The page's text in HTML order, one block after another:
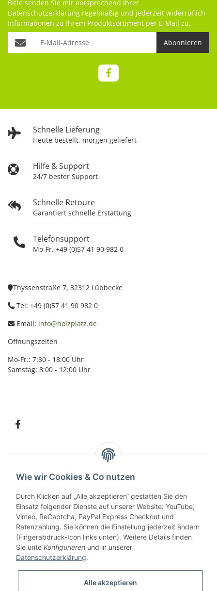
Schnelle Lieferung
Heute bestellt, morgen geliefert
Hilfe & Support
24/7 bester Support
Schnelle Retoure
Garantiert schnelle Erstattung
Telefonsupport
Mo-Fr. +49 (0)57 41 90 982 0
Bitte senden Sie mir entsprechend Ihrer
Datenschutzerklärung regelmäßig und jederzeit widerruflich
Informationen zu Ihrem Produktsortiment per E-Mail zu.
Abonnieren
Thyssenstraße 7, 32312 Lübbecke
Tel: +49 (0)57 41 90 982 0
Email: info@holzplatz.de
Öffnungszeiten
Mo-Fr.: 7:30 - 18:00 Uhr
Samstag: 8:00 - 12:00 Uhr
Bitte senden Sie mir entsprechend IhrerDatenschutzerklärungregelmäßig und
jederzeit widerruflich Informationen zu Ihrem Produktsortiment per E-Mail zu.
Wie wir Cookies & Co nutzen
Durch Klicken auf „Alle akzeptieren“ gestatten Sie den
Einsatz folgender Dienste auf unserer Website: YouTube,
Vimeo, ReCaptcha, PayPal Express Checkout und
Ratenzahlung. Sie können die Einstellung jederzeit ändern
(Fingerabdruck-Icon links unten). Weitere Details finden
Sie unte Konfigurieren und in unserer
Datenschutzerklärung.
Alle akzeptieren